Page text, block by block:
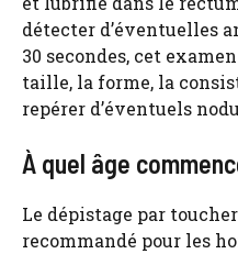
détecter d’éventuelles
30 secondes, cet
taille, la forme, la
repérer d’éventuels
À quel âge
Le dépistage par
recommandé pour les